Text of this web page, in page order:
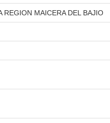
REGION MAICERA DEL BAJIO